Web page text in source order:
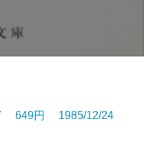
649円 1985/12/24